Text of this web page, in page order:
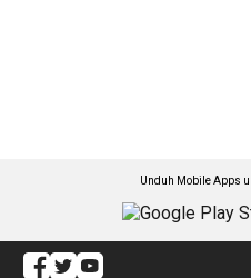
Unduh Mobile Apps